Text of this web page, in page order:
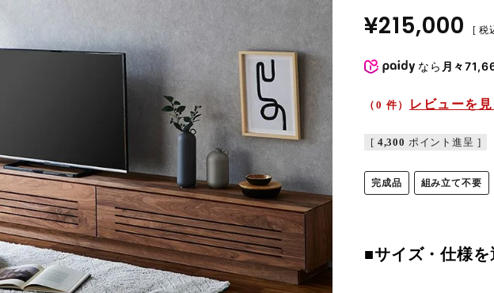
¥215,000 税
なら 月々
（0 件） レビューを見
[ 4,300 ポイント進呈 ]
完成品 組み立て不要
■サイズ・仕様を